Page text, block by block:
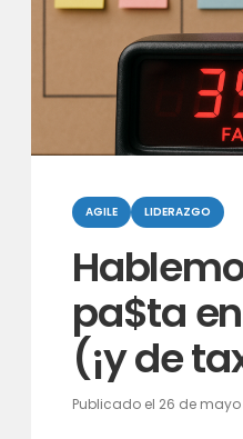
Categorias
AGILE LIDERAZGO
pa$ta
(¡y de
Publicado el 26 de mayo